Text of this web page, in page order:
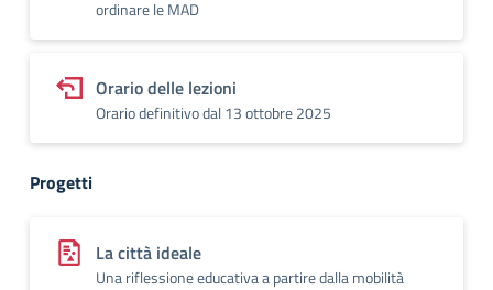
ordinare le MAD
Orario delle lezioni
Orario definitivo dal 13 ottobre 2025
Progetti
La città ideale
Una riflessione educativa a partire dalla mobilità